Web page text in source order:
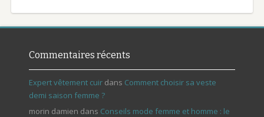
Commentaires récents
Expert vêtement cuirdans Comment choisir sa veste
demi saison femme ?
morin damien dans Conseils mode femme et homme : le